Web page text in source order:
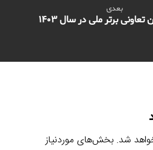
بعدی
برتر ملی در سال ۱۴۰۳
شد. بخش‌های موردنیاز